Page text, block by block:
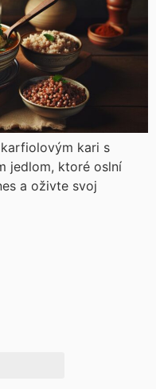
kari s
jedlom, ktoré oslní
a oživte svoj